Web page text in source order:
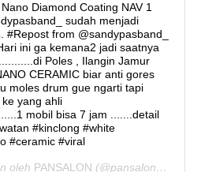
Diamond Coating NAV 1
sudah menjadi
from @sandypasband_
ini ga kemana2 jadi saatnya
Poles , Ilangin Jamur
CERAMIC biar anti gores
moles drum gue ngarti tapi
yang ahli
mobil bisa 7 jam .......detail
#kinclong #white
#ceramic #viral
oleh PANSALON (@pansaloncorporate) pada